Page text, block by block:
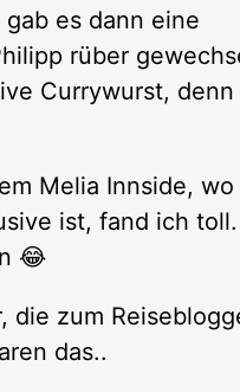
es dann eine
rüber
Currywurst, denn
Melia Innside,
ist, fand ich
😂
die zum
das..